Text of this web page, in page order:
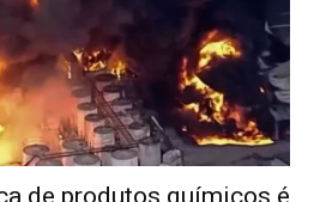
de produtos químicos é